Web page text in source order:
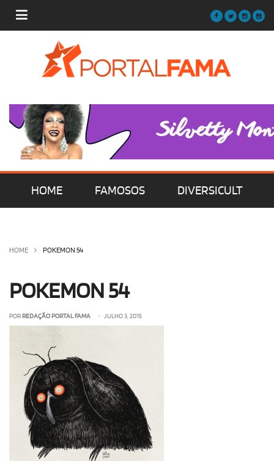
HOME FAMOSOS DIVERSICULT
OLHA ISSO!
HOME POKEMON 54
POKEMON 54
POR REDAÇÃO PORTAL FAMA • JULHO 3, 2015